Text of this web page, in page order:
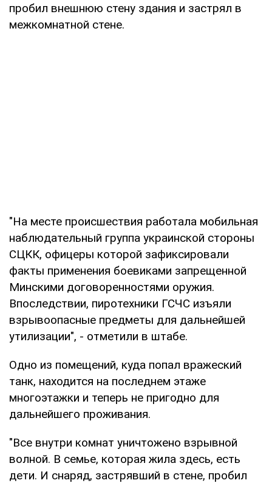
пробил внешнюю стену здания и застрял в
межкомнатной стене.
"На месте происшествия работала мобильная
наблюдательный группа украинской стороны
СЦКК, офицеры которой зафиксировали
факты применения боевиками запрещенной
Минскими договоренностями оружия.
Впоследствии, пиротехники ГСЧС изъяли
взрывоопасные предметы для дальнейшей
утилизации", - отметили в штабе.
Одно из помещений, куда попал вражеский
танк, находится на последнем этаже
многоэтажки и теперь не пригодно для
дальнейшего проживания.
"Все внутри комнат уничтожено взрывной
волной. В семье, которая жила здесь, есть
дети. И снаряд, застрявший в стене, пробил